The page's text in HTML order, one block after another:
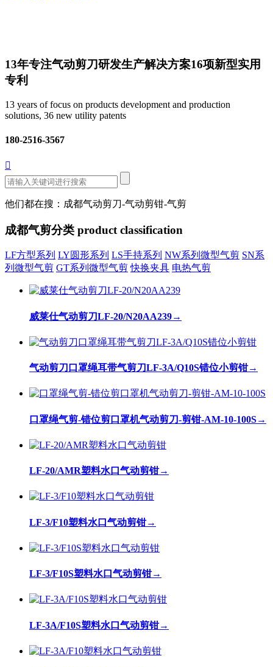
13年专注气动剪刀研发生产解决方案16项新型实用
专利
13 years of focus on products development and production
solutions, 36 new utility patents
180-2516-3567

他们都在搜：成都气动剪刀-气动剪钳-气剪
成都气剪分类 product classification
LF方型系列 LY圆形系列 LS手持系列 NW系列微型气剪 SN系
列微型气剪 GT系列微型气剪 快换夹具 电热气剪
威莱仕气动剪刀LF-20/N20AA239→
气动剪刀口罩绳耳带气剪刀LF-3A/Q10S错位小剪钳→
口罩绳气剪-错位剪口罩机气动剪刀-剪钳-AM-10-100S→
LF-20/AMR塑料水口气动剪钳→
LF-3/F10塑料水口气动剪钳→
LF-3/F10S塑料水口气动剪钳→
LF-3A/F10S塑料水口气动剪钳→